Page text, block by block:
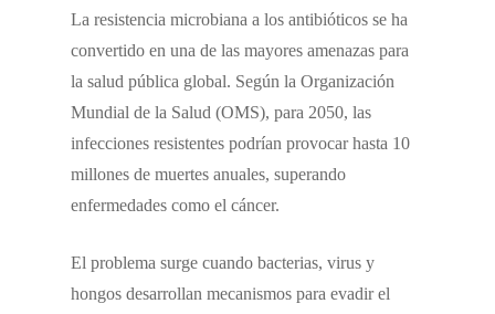
La resistencia microbiana a los antibióticos se ha
convertido en una de las mayores amenazas para
la salud pública global. Según la Organización
Mundial de la Salud (OMS), para 2050, las
infecciones resistentes podrían provocar hasta 10
millones de muertes anuales, superando
enfermedades como el cáncer.
El problema surge cuando bacterias, virus y
hongos desarrollan mecanismos para evadir el